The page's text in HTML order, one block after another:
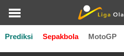
Prediksi Sepakbola MotoGP
Liga Inggris Liga Italia Liga